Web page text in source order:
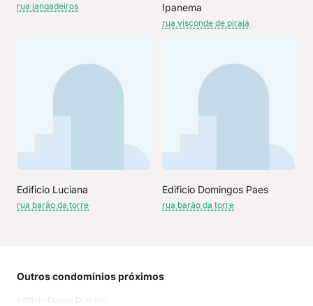
rua jangadeiros
Ipanema
rua visconde de pirajá
Edificio Luciana
rua barão da torre
Edificio Domingos Paes
rua barão da torre
Outros condomínios próximos
Edificio Duque D'anjou